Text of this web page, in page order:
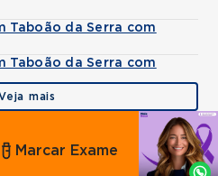
Taboão da Serra com
Taboão da Serra com
mais
Agende
por
Whatsapp
Marcar Exame